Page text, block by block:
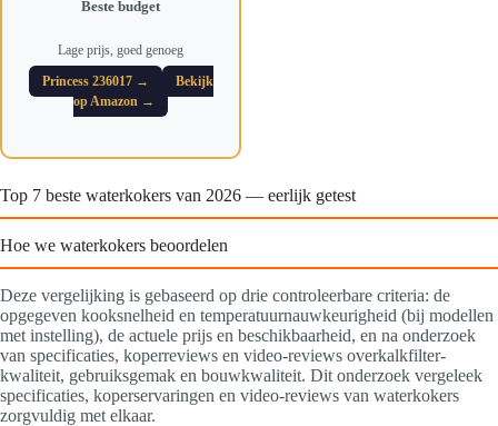
Beste budget
Lage prijs, goed genoeg
Princess 236017 →
Bekijk
op Amazon →
Top 7 beste waterkokers van 2026 — eerlijk getest
Hoe we waterkokers beoordelen
Deze vergelijking is gebaseerd op drie controleerbare criteria: de
opgegeven kooksnelheid en temperatuurnauwkeurigheid (bij modellen
met instelling), de actuele prijs en beschikbaarheid, en na onderzoek
van specificaties, koperreviews en video-reviews overkalkfilter-
kwaliteit, gebruiksgemak en bouwkwaliteit. Dit onderzoek vergeleek
specificaties, koperservaringen en video-reviews van waterkokers
zorgvuldig met elkaar.